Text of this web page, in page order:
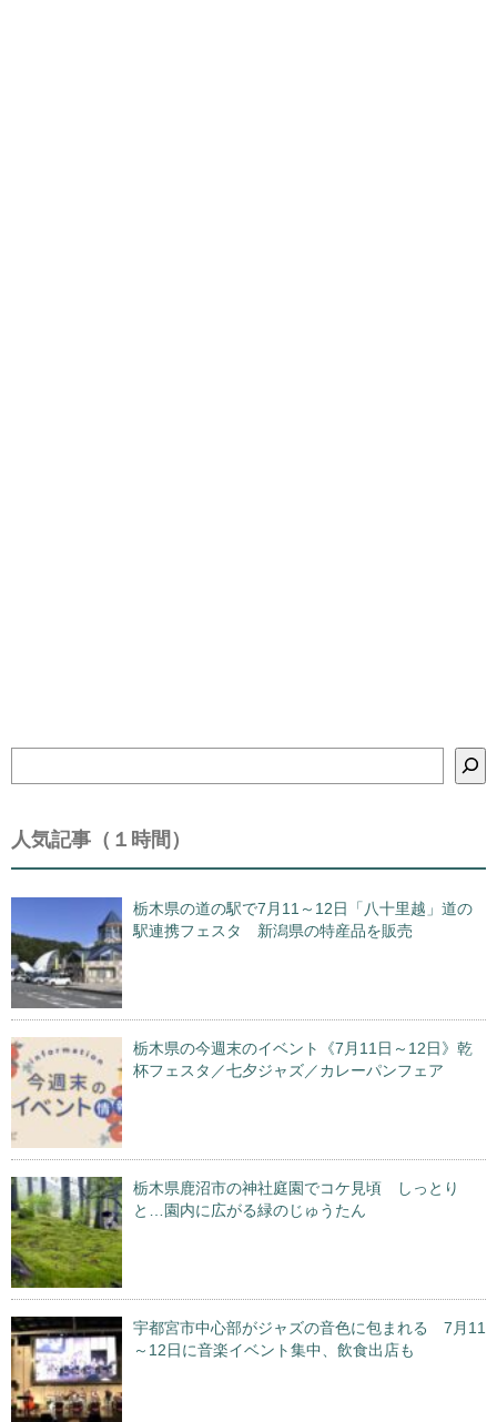
人気記事（１時間）
栃木県の道の駅で7月11～12日「八十里越」道の
駅連携フェスタ 新潟県の特産品を販売
栃木県の今週末のイベント《7月11日～12日》乾
杯フェスタ／七夕ジャズ／カレーパンフェア
栃木県鹿沼市の神社庭園でコケ見頃 しっとり
と…園内に広がる緑のじゅうたん
宇都宮市中心部がジャズの音色に包まれる 7月11
～12日に音楽イベント集中、飲食出店も